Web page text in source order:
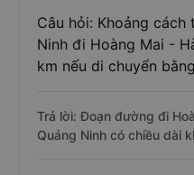
Câu hỏi: Khoảng
Ninh đi Hoàng Mai -
km nếu di chuyển
Trả lời: Đoạn đường đi
Quảng Ninh có chiều dài